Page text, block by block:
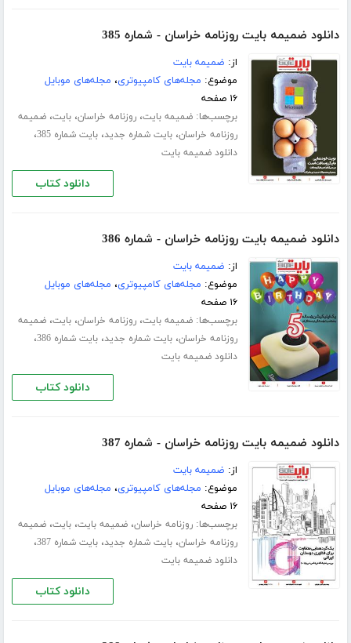
دانلود ضمیمه بایت روزنامه خراسان - شماره 385
از: ضمیمه بایت
موضوع: مجله‌های کامپیوتری، مجله‌های موبایل
۱۶ صفحه
برچسب‌ها:ضمیمه بایت،روزنامه خراسان،بایت،ضمیمه
روزنامه خراسان،بایت شماره جدید،بایت شماره 385 ،
دانلود ضمیمه بایت
دانلود کتاب
دانلود ضمیمه بایت روزنامه خراسان - شماره 386
از: ضمیمه بایت
موضوع: مجله‌های کامپیوتری، مجله‌های موبایل
۱۶ صفحه
برچسب‌ها:ضمیمه بایت،روزنامه خراسان،بایت،ضمیمه
روزنامه خراسان،بایت شماره جدید،بایت شماره 386 ،
دانلود ضمیمه بایت
دانلود کتاب
دانلود ضمیمه بایت روزنامه خراسان - شماره 387
از: ضمیمه بایت
موضوع: مجله‌های کامپیوتری، مجله‌های موبایل
۱۶ صفحه
برچسب‌ها:روزنامه خراسان،ضمیمه بایت،بایت،ضمیمه
روزنامه خراسان،بایت شماره جدید،بایت شماره 387 ،
دانلود ضمیمه بایت
دانلود کتاب